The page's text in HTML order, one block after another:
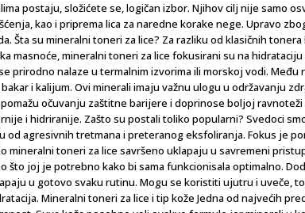
postaju, složićete se, logičan izbor. Njihov cilj nije samo
kao i priprema lica za naredne korake nege. Upravo
Šta su mineralni toneri za lice? Za razliku od klasičnih
masnoće, mineralni toneri za lice fokusirani su na
prirodno nalaze u termalnim izvorima ili morskoj vodi. Među
bakar i kalijum. Ovi minerali imaju važnu ulogu u održavanju
očuvanju zaštitne barijere i doprinose boljoj
i hidriranije. Zašto su postali toliko popularni? Svedoci
od agresivnih tretmana i preteranog eksfoliranja. Fokus je
mineralni toneri za lice savršeno uklapaju u savremeni
što joj je potrebno kako bi sama funkcionisala optimalno.
u gotovo svaku rutinu. Mogu se koristiti ujutru i uveče,
Mineralni toneri za lice i tip kože Jedna od najvećih